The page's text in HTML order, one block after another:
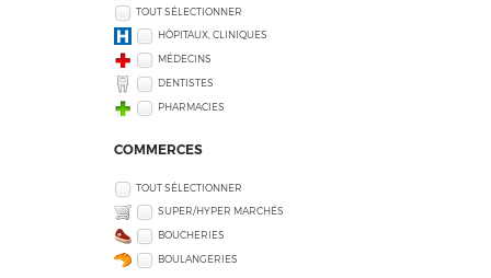
TOUT SÉLECTIONNER
HÔPITAUX, CLINIQUES
MÉDECINS
DENTISTES
PHARMACIES
COMMERCES
TOUT SÉLECTIONNER
SUPER/HYPER MARCHÉS
BOUCHERIES
BOULANGERIES